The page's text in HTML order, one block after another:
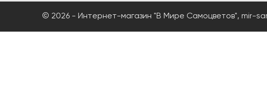
© 2026 - Интернет-магазин "В Мире Самоцветов", mir-